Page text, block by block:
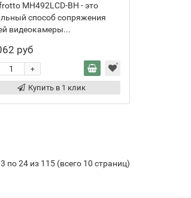
MH492LCD-BH - это
способ сопряжения
видеокамеры...
руб
+
Купить в 1 клик
по 24 из 115 (всего 10 страниц)